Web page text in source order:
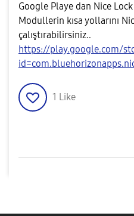
Google Playe dan Nice
Modullerin kısa yollarını
çalıştırabilirsiniz..
https://play.google.com/
1 Like